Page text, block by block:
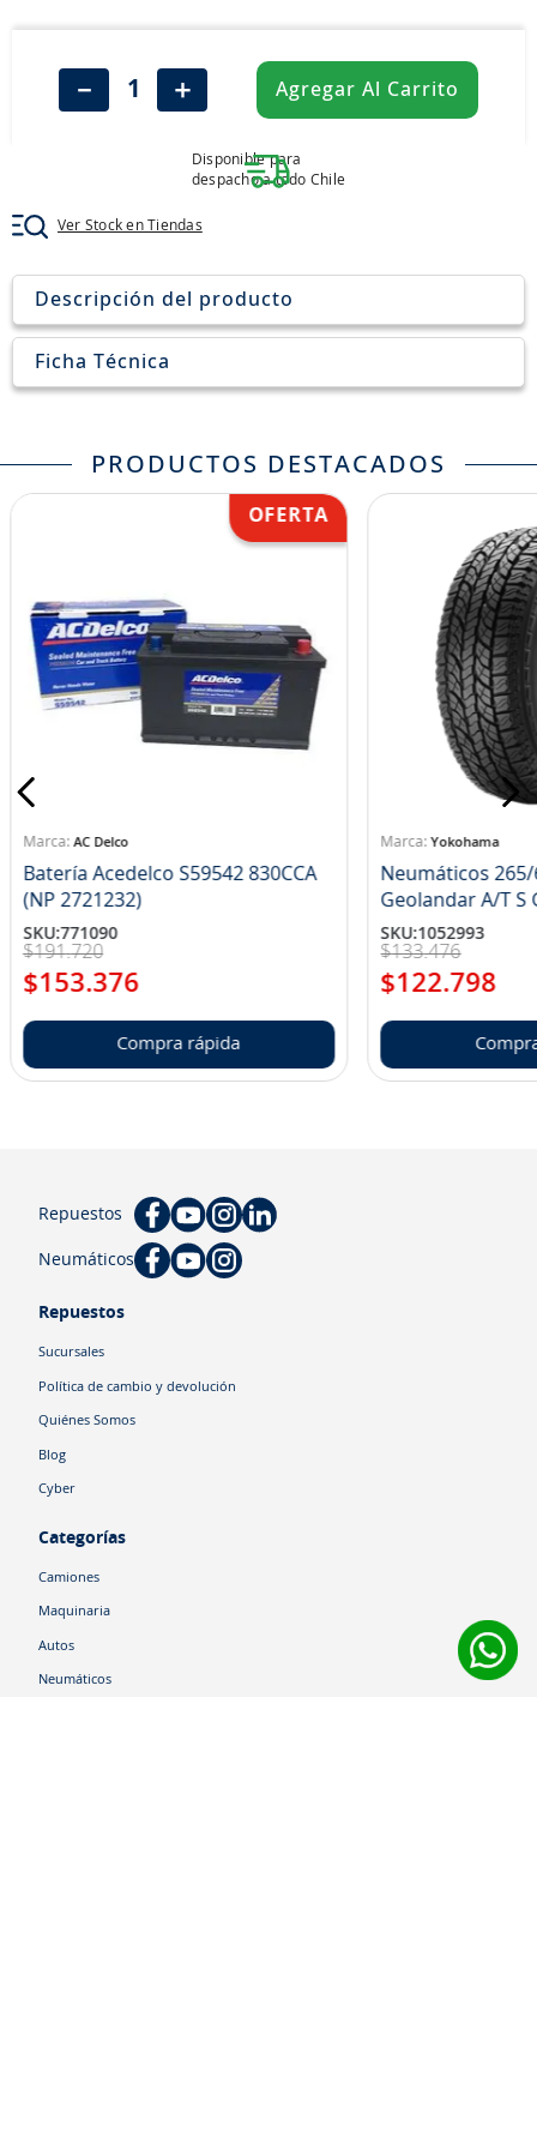
＋
－ Agregar Al Carrito
Disponible para
despacho a todo Chile
Ver Stock en Tiendas
Descripción del producto
Ficha Técnica
PRODUCTOS DESTACADOS
AC Delco
Batería Acedelco S59542 830CCA
(NP 2721232)
SKU:771090
$191.720
$153.376
Compra rápida
Yokohama
Neumáticos 265/
SKU:1052993
$133.476
$122.798
Repuestos
Neumáticos
Repuestos
Sucursales
Política de cambio y devolución
Quiénes Somos
Blog
Cyber
Categorías
Camiones
Maquinaria
Autos
Neumáticos
aceite